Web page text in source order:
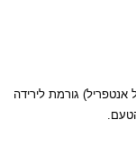
גורמת לירידה